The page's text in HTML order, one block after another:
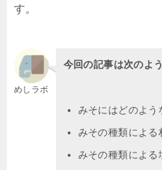
す。
めしラボ
今回の記事は次のよ
みそにはどのよう
みその種類による
みその種類による